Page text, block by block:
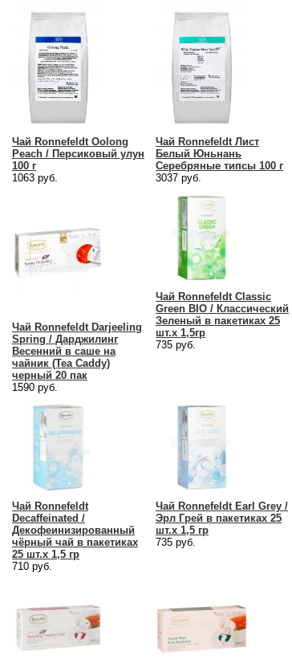
Чай Ronnefeldt Oolong
Peach / Персиковый улун
100 г
1063 руб.
Чай Ronnefeldt Лист
Белый Юньнань
Серебряные типсы 100 г
3037 руб.
Чай Ronnefeldt Darjeeling
Spring / Дарджилинг
Весенний в саше на
чайник (Tea Caddy)
черный 20 пак
1590 руб.
Чай Ronnefeldt Classic
Green BIO / Классический
Зеленый в пакетиках 25
шт.х 1,5гр
735 руб.
Чай Ronnefeldt
Decaffeinated /
Декофеинизированный
чёрный чай в пакетиках
25 шт.х 1,5 гр
710 руб.
Чай Ronnefeldt Earl Grey /
Эрл Грей в пакетиках 25
шт.х 1,5 гр
735 руб.